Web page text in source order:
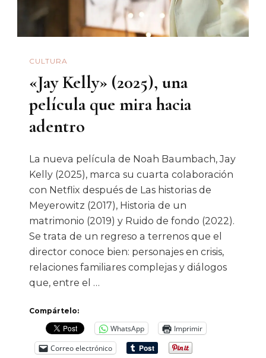
Propias
CULTURA
«Jay Kelly» (2025), una
película que mira hacia
adentro
La nueva película de Noah Baumbach, Jay
Kelly (2025), marca su cuarta colaboración
con Netflix después de Las historias de
Meyerowitz (2017), Historia de un
matrimonio (2019) y Ruido de fondo (2022).
Se trata de un regreso a terrenos que el
director conoce bien: personajes en crisis,
relaciones familiares complejas y diálogos
que, entre el …
Compártelo:
WhatsApp
Imprimir
Correo electrónico